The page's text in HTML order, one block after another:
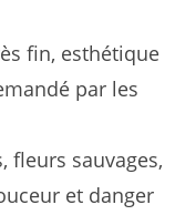
fin, esthétique
par les
fleurs sauvages,
et danger